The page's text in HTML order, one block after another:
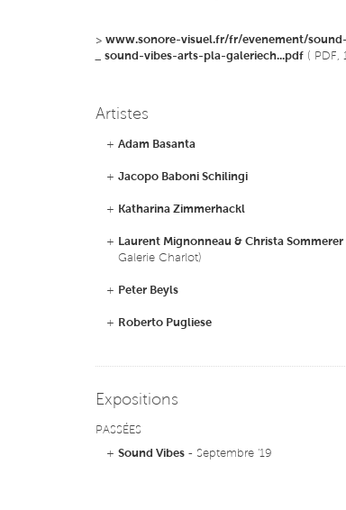
> www.sonore-visuel.fr/fr/evenement/
sound-vibes-arts-pla-galeriech...pdf( PDF,
Artistes
+ Adam Basanta
+ Jacopo Baboni Schilingi
+ Katharina Zimmerhackl
+ Laurent Mignonneau & Christa Sommerer
Galerie Charlot)
+ Peter Beyls
+ Roberto Pugliese
Expositions
PASSÉES
+ Sound Vibes- Septembre '19